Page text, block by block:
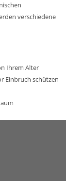
verschiedene
Ihrem Alter
Einbruch schützen